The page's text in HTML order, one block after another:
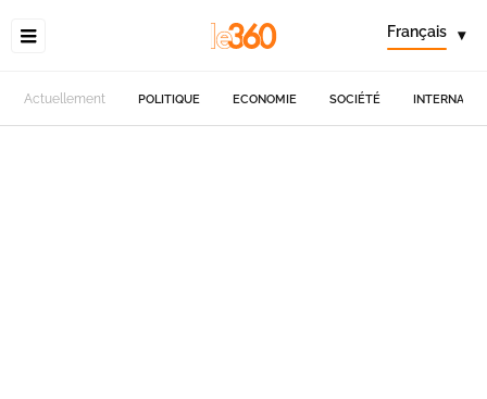
Français ▾
Actuellement POLITIQUE ECONOMIE SOCIÉTÉ